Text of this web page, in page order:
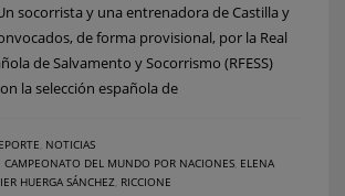
socorrista y una entrenadora de Castilla y
de forma provisional, por la Real
de Salvamento y Socorrismo (RFESS)
la selección española de
NOTICIAS
CAMPEONATO DEL MUNDO POR NACIONES ELENA
HUERGA SÁNCHEZ RICCIONE